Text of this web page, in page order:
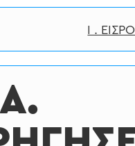
Ι .
Α.